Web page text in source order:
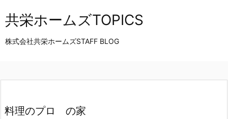
共栄ホームズTOPICS
株式会社共栄ホームズSTAFF BLOG
料理のプロ の家